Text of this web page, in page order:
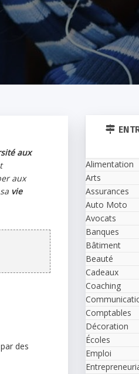
aux
aux
vie
des
Alimentation
Arts
Assurances
Auto Moto
Avocats
Banques
Bâtiment
Beauté
Cadeaux
Coaching
Comptables
Décoration
Écoles
Emploi